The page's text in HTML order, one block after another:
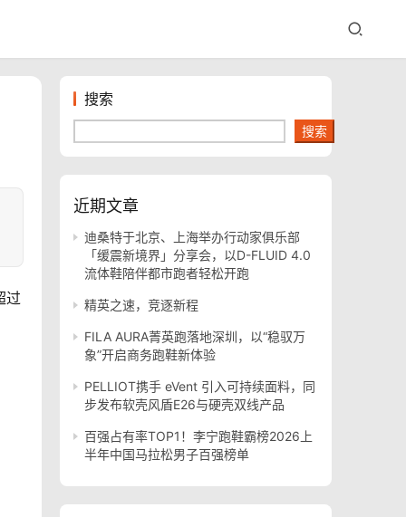
过
搜索
搜索
近期文章
迪桑特于北京、上海举办行动家俱乐部
「缓震新境界」分享会，以D-FLUID 4.0
流体鞋陪伴都市跑者轻松开跑
精英之速，竞逐新程
FILA AURA菁英跑落地深圳，以“稳驭万
象”开启商务跑鞋新体验
PELLIOT携手 eVent 引入可持续面料，同
步发布软壳风盾E26与硬壳双线产品
百强占有率TOP1！李宁跑鞋霸榜2026上
半年中国马拉松男子百强榜单